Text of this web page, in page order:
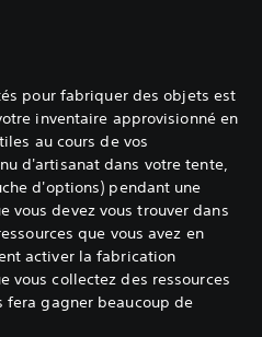
pour fabriquer des objets est
inventaire approvisionné en
au cours de vos
d'artisanat dans votre tente,
d'options) pendant une
vous devez vous trouver dans
que vous avez en
activer la fabrication
vous collectez des ressources
fera gagner beaucoup de